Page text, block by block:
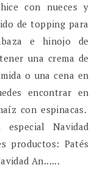
con nueces y
de topping para
e hinojo de
una crema de
o una cena en
encontrar en
con espinacas.
Navidad
productos: Patés
An......